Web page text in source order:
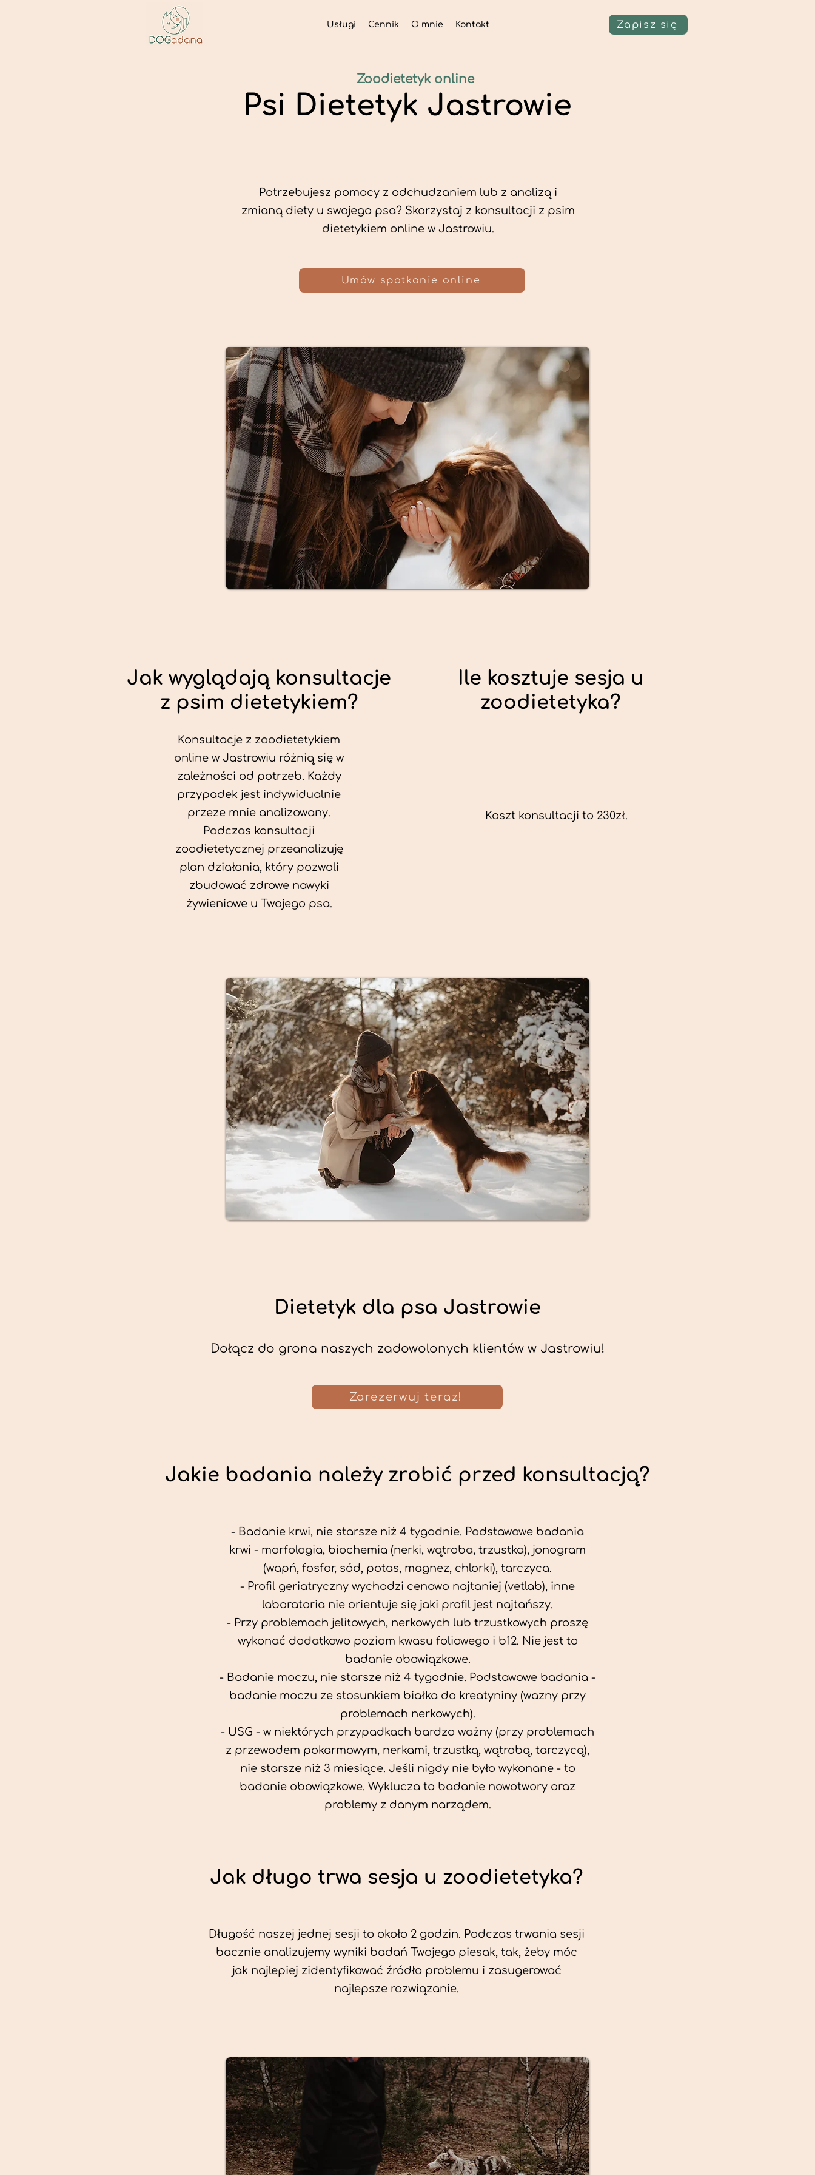
Usługi Cennik O mnie Kontakt Zapisz się
Psi Dietetyk Jastrowie
Potrzebujesz pomocy z odchudzaniem lub z analizą i
zmianą diety u swojego psa? Skorzystaj z konsultacji z psim
dietetykiem online w Jastrowiu.
Zoodietetyk online
Umów spotkanie online
Jak wyglądają konsultacje
z psim dietetykiem?
Konsultacje z zoodietetykiem
online w Jastrowiu różnią się w
zależności od potrzeb. Każdy
przypadek jest indywidualnie
przeze mnie analizowany.
Podczas konsultacji
zoodietetycznej przeanalizuję
plan działania, który pozwoli
zbudować zdrowe nawyki
żywieniowe u Twojego psa.
Ile kosztuje sesja u
zoodietetyka?
Koszt konsultacji to 230zł.
Dietetyk dla psa Jastrowie
Dołącz do grona naszych zadowolonych klientów w Jastrowiu!
Zarezerwuj teraz!
Jakie badania należy zrobić przed konsultacją?
- Badanie krwi, nie starsze niż 4 tygodnie. Podstawowe badania
krwi - morfologia, biochemia (nerki, wątroba, trzustka), jonogram
(wapń, fosfor, sód, potas, magnez, chlorki), tarczyca.
- Profil geriatryczny wychodzi cenowo najtaniej (vetlab), inne
laboratoria nie orientuje się jaki profil jest najtańszy.
- Przy problemach jelitowych, nerkowych lub trzustkowych proszę
wykonać dodatkowo poziom kwasu foliowego i b12. Nie jest to
badanie obowiązkowe.
- Badanie moczu, nie starsze niż 4 tygodnie. Podstawowe badania -
badanie moczu ze stosunkiem białka do kreatyniny (wazny przy
problemach nerkowych).
- USG - w niektórych przypadkach bardzo ważny (przy problemach
z przewodem pokarmowym, nerkami, trzustką, wątrobą, tarczycą),
nie starsze niż 3 miesiące. Jeśli nigdy nie było wykonane - to
badanie obowiązkowe. Wyklucza to badanie nowotwory oraz
problemy z danym narządem.
Jak długo trwa sesja u zoodietetyka?
Długość naszej jednej sesji to około 2 godzin. Podczas trwania sesji
bacznie analizujemy wyniki badań Twojego piesak, tak, żeby móc
jak najlepiej zidentyfikować źródło problemu i zasugerować
najlepsze rozwiązanie.